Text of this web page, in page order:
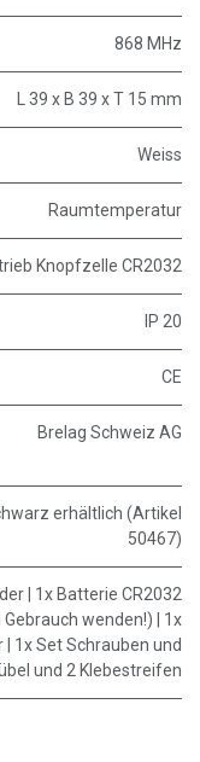
868 MHz
L 39 x B 39 x T 15 mm
Weiss
Raumtemperatur
Knopfzelle CR2032
IP 20
CE
Brelag Schweiz AG
erhältlich (Artikel
50467)
| 1x Batterie CR2032
wenden!) | 1x
| 1x Set Schrauben und
und 2 Klebestreifen